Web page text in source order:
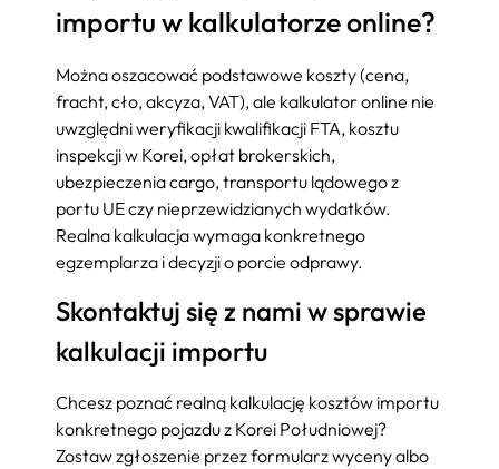
importu w kalkulatorze online?
Można oszacować podstawowe koszty (cena,
fracht, cło, akcyza, VAT), ale kalkulator online nie
uwzględni weryfikacji kwalifikacji FTA, kosztu
inspekcji w Korei, opłat brokerskich,
ubezpieczenia cargo, transportu lądowego z
portu UE czy nieprzewidzianych wydatków.
Realna kalkulacja wymaga konkretnego
egzemplarza i decyzji o porcie odprawy.
Skontaktuj się z nami w sprawie
kalkulacji importu
Chcesz poznać realną kalkulację kosztów importu
konkretnego pojazdu z Korei Południowej?
Zostaw zgłoszenie przez formularz wyceny albo